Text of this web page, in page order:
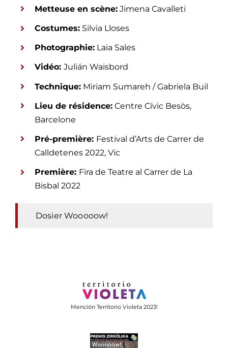
Metteuse en scène: Jimena Cavalleti
Costumes: Silvia Lloses
Photographie: Laia Sales
Vidéo:Julián Waisbord
Technique: Miriam Sumareh / Gabriela Buil
Lieu de résidence: Centre Cívic Besòs,
Barcelone
Pré-première: Festival d’Arts de Carrer de
Calldetenes 2022, Vic
Première: Fira de Teatre al Carrer de La
Bisbal 2022
Dosier Wooooow!
Mención Territorio Violeta 2023!